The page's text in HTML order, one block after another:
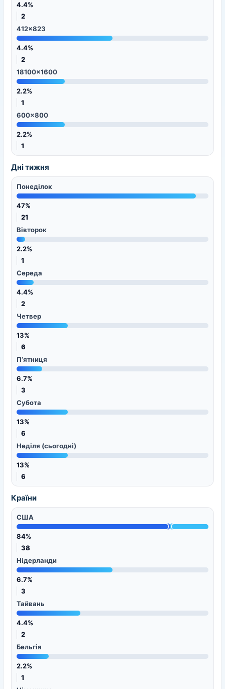
4.4%
2
412x823
4.4%
2
18100x1600
2.2%
1
600x800
2.2%
1
Дні тижня
Понеділок
47%
21
Вівторок
2.2%
1
Середа
4.4%
2
Четвер
13%
6
П’ятниця
6.7%
3
Субота
13%
6
Неділя (сьогодні)
13%
6
Країни
США
84%
38
Нідерланди
6.7%
3
Тайвань
4.4%
2
Бельгія
2.2%
1